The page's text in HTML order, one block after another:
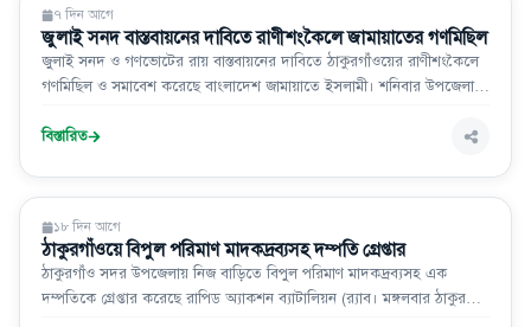
সারা দেশ
৭ দিন আগে
জুলাই সনদ বাস্তবায়নের দাবিতে রাণীশংকৈলে জামায়াতের গণমিছিল
জুলাই সনদ ও গণভোটের রায় বাস্তবায়নের দাবিতে ঠাকুরগাঁওয়ের রাণীশংকৈলে
গণমিছিল ও সমাবেশ করেছে বাংলাদেশ জামায়াতে ইসলামী। শনিবার উপজেলা
শিবদীঘি জুলাই চত্বরে গিয়ে শেষ হয়। পরে সেখানে সংক্ষিপ্ত সমাবেশ অনুষ্ঠিত
বিস্তারিত
সারা দেশ
১৮ দিন আগে
ঠাকুরগাঁওয়ে বিপুল পরিমাণ মাদকদ্রব্যসহ দম্পতি গ্রেপ্তার
ঠাকুরগাঁও সদর উপজেলায় নিজ বাড়িতে বিপুল পরিমাণ মাদকদ্রব্যসহ এক
দম্পতিকে গ্রেপ্তার করেছে রাপিড অ্যাকশন ব্যাটালিয়ন (র‌্যাব। মঙ্গলবার ঠাকুরগাঁও